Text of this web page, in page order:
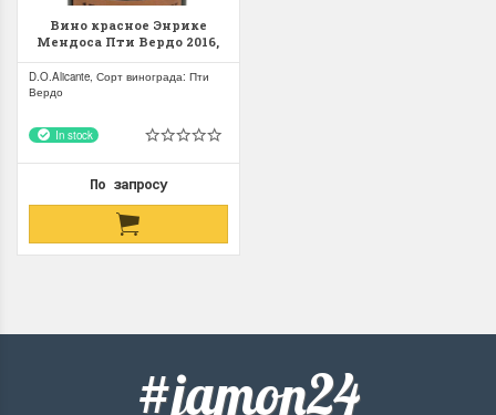
Вино красное Энрике
Мендоса Пти Вердо 2016,
Аликанте Д.О. Enrique
Mendoza Petit Verdot D.O.
D.O.Alicante, Сорт винограда: Пти
Вердо
In stock
По запросу
#jamon24